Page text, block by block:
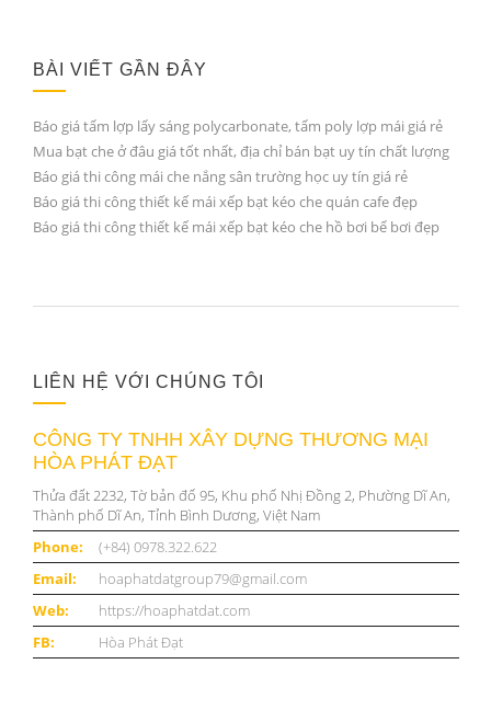
BÀI VIẾT GẦN ĐÂY
Báo giá tấm lợp lấy sáng polycarbonate, tấm poly lợp mái giá rẻ
Mua bạt che ở đâu giá tốt nhất, địa chỉ bán bạt uy tín chất lượng
Báo giá thi công mái che nắng sân trường học uy tín giá rẻ
Báo giá thi công thiết kế mái xếp bạt kéo che quán cafe đẹp
Báo giá thi công thiết kế mái xếp bạt kéo che hồ bơi bể bơi đẹp
LIÊN HỆ VỚI CHÚNG TÔI
CÔNG TY TNHH XÂY DỰNG THƯƠNG MẠI
HÒA PHÁT ĐẠT
Thửa đất 2232, Tờ bản đố 95, Khu phố Nhị Đồng 2, Phường Dĩ An,
Thành phố Dĩ An, Tỉnh Bình Dương, Việt Nam
Phone:
(+84) 0978.322.622
Email:
hoaphatdatgroup79@gmail.com
Web:
https://hoaphatdat.com
FB:
Hòa Phát Đạt